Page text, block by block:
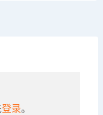
登录。